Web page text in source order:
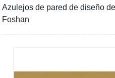
Azulejos de pared de diseño
Foshan